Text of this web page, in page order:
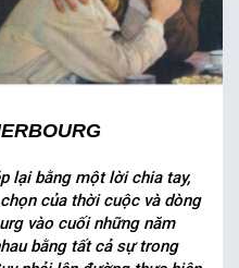
lại bằng một lời chia tay,
của thời cuộc và dòng
vào cuối những năm
bằng tất cả sự trong